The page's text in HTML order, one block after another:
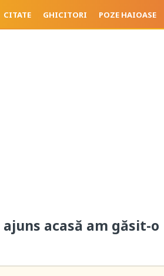
CITATE GHICITORI POZE HAIOASE
ajuns acasă am găsit-o